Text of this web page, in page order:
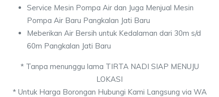
Service Mesin Pompa Air dan Juga Menjual Mesin
Pompa Air Baru Pangkalan Jati Baru
Meberikan Air Bersih untuk Kedalaman dari 30m s/d
60m Pangkalan Jati Baru
* Tanpa menunggu lama TIRTA NADI SIAP MENUJU
LOKASI
* Untuk Harga Borongan Hubungi Kami Langsung via WA